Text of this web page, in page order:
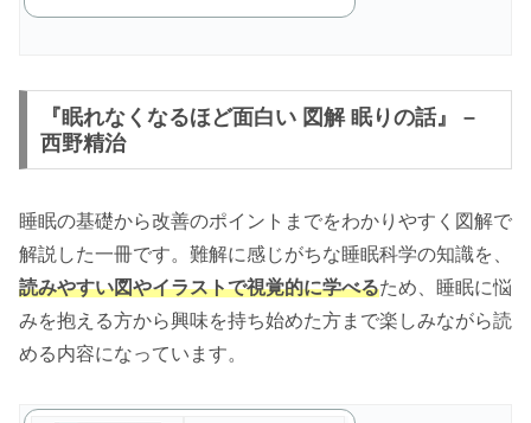
『眠れなくなるほど面白い 図解 眠りの話』 –
西野精治
睡眠の基礎から改善のポイントまでをわかりやすく図解で
解説した一冊です。難解に感じがちな睡眠科学の知識を、
読みやすい図やイラストで視覚的に学べるため、睡眠に悩
みを抱える方から興味を持ち始めた方まで楽しみながら読
める内容になっています。